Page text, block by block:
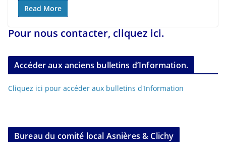
Read More
Pour nous contacter, cliquez ici.
Accéder aux anciens bulletins d’Information.
Cliquez ici pour accéder aux bulletins d'Information
Bureau du comité local Asnières & Clichy